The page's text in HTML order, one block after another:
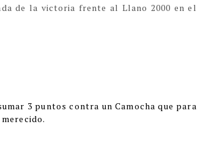
de la victoria frente al Llano 2000 en el
3 puntos contra un Camocha que para